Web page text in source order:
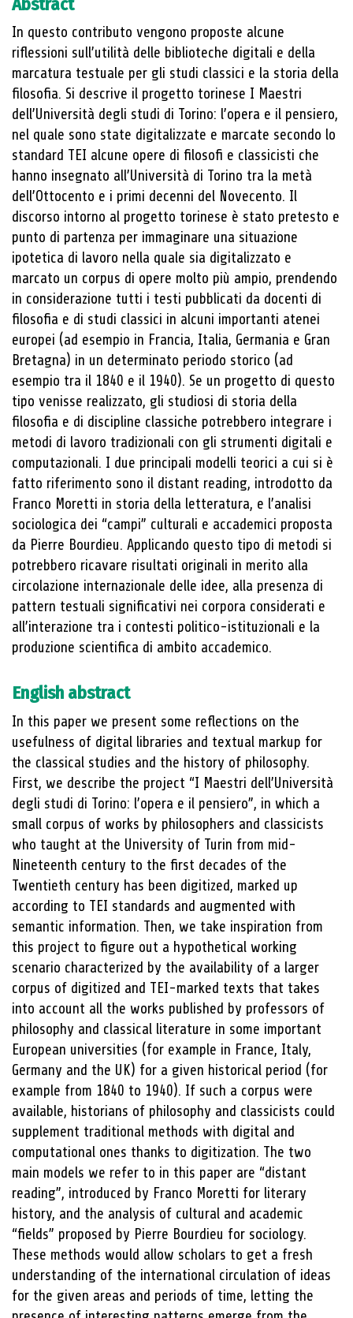
In questo contributo vengono proposte alcune
riflessioni sull’utilità delle biblioteche digitali e della
marcatura testuale per gli studi classici e la storia della
filosofia. Si descrive il progetto torinese I Maestri
dell’Università degli studi di Torino: l’opera e il pensiero,
nel quale sono state digitalizzate e marcate secondo lo
standard TEI alcune opere di filosofi e classicisti che
hanno insegnato all’Università di Torino tra la metà
dell’Ottocento e i primi decenni del Novecento. Il
discorso intorno al progetto torinese è stato pretesto e
punto di partenza per immaginare una situazione
ipotetica di lavoro nella quale sia digitalizzato e
marcato un corpus di opere molto più ampio, prendendo
in considerazione tutti i testi pubblicati da docenti di
filosofia e di studi classici in alcuni importanti atenei
europei (ad esempio in Francia, Italia, Germania e Gran
Bretagna) in un determinato periodo storico (ad
esempio tra il 1840 e il 1940). Se un progetto di questo
tipo venisse realizzato, gli studiosi di storia della
filosofia e di discipline classiche potrebbero integrare i
metodi di lavoro tradizionali con gli strumenti digitali e
computazionali. I due principali modelli teorici a cui si è
fatto riferimento sono il distant reading, introdotto da
Franco Moretti in storia della letteratura, e l’analisi
sociologica dei “campi” culturali e accademici proposta
da Pierre Bourdieu. Applicando questo tipo di metodi si
potrebbero ricavare risultati originali in merito alla
circolazione internazionale delle idee, alla presenza di
pattern testuali significativi nei corpora considerati e
all’interazione tra i contesti politico-istituzionali e la
produzione scientifica di ambito accademico.
English abstract
In this paper we present some reflections on the
usefulness of digital libraries and textual markup for
the classical studies and the history of philosophy.
First, we describe the project “I Maestri dell’Università
degli studi di Torino: l’opera e il pensiero”, in which a
small corpus of works by philosophers and classicists
who taught at the University of Turin from mid-
Nineteenth century to the first decades of the
Twentieth century has been digitized, marked up
according to TEI standards and augmented with
semantic information. Then, we take inspiration from
this project to figure out a hypothetical working
scenario characterized by the availability of a larger
corpus of digitized and TEI-marked texts that takes
into account all the works published by professors of
philosophy and classical literature in some important
European universities (for example in France, Italy,
Germany and the UK) for a given historical period (for
example from 1840 to 1940). If such a corpus were
available, historians of philosophy and classicists could
supplement traditional methods with digital and
computational ones thanks to digitization. The two
main models we refer to in this paper are “distant
reading”, introduced by Franco Moretti for literary
history, and the analysis of cultural and academic
“fields” proposed by Pierre Bourdieu for sociology.
These methods would allow scholars to get a fresh
understanding of the international circulation of ideas
for the given areas and periods of time, letting the